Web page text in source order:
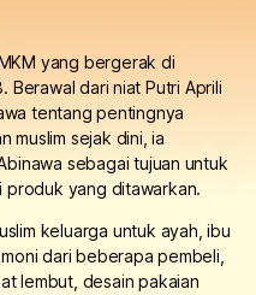
yang bergerak di
Berawal dari niat Putri Aprili
tentang pentingnya
muslim sejak dini, ia
sebagai tujuan untuk
produk yang ditawarkan.
keluarga untuk ayah, ibu
dari beberapa pembeli,
lembut, desain pakaian